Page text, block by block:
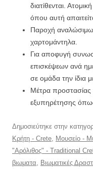
διατίθενται.
όπου αυτή
Παροχή
χαρτομάντηλα.
Για αποφυγή
επισκέψεων ανά
σε ομάδα την ίδια
Μέτρα προστασίας
εξυπηρέτησης
Δημοσιεύτηκε στην
Κρήτη - Crete, Μουσείο -
"Αρόλιθος" - Traditional
βιωματα, Βιωματικές